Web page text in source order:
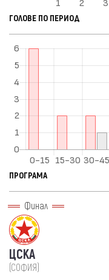
ГОЛОВЕ ПО ПЕРИОД
ПРОГРАМА
Финал
ЦСКА
(СОФИЯ)